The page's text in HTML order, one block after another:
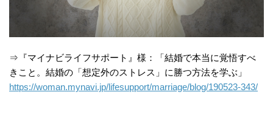
⇒『マイナビライフサポート』様：「結婚で本当に覚悟すべ
きこと。結婚の「想定外のストレス」に勝つ方法を学ぶ」
https://woman.mynavi.jp/lifesupport/marriage/blog/190523-343/